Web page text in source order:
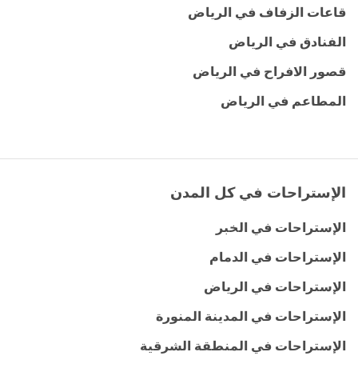
قاعات الزفاف في الرياض
الفنادق في الرياض
قصور الافراح في الرياض
المطاعم في الرياض
الإستراحات في كل المدن
الإستراحات في الخبر
الإستراحات في الدمام
الإستراحات في الرياض
الإستراحات في المدينة المنورة
الإستراحات في المنطقة الشرقية